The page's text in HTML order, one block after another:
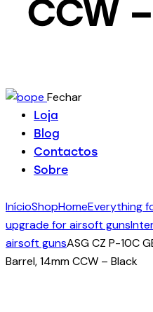
CCW
Fechar
Loja
Blog
Contactos
Sobre
InícioShopHomeEverything
upgrade for airsoft guns
airsoft gunsASG CZ P-10C
Barrel, 14mm CCW – Black